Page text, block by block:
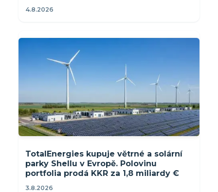
4.8.2026
TotalEnergies kupuje větrné a solární
parky Shellu v Evropě. Polovinu
portfolia prodá KKR za 1,8 miliardy €
3.8.2026